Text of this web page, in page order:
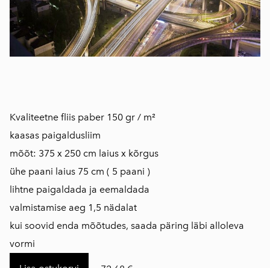
Kvaliteetne fliis paber 150 gr / m²
kaasas paigaldusliim
mõõt: 375 x 250 cm laius x kõrgus
ühe paani laius 75 cm ( 5 paani )
lihtne paigaldada ja eemaldada
​valmistamise aeg 1,5 nädalat
kui soovid enda mõõtudes, saada päring läbi alloleva
vormi